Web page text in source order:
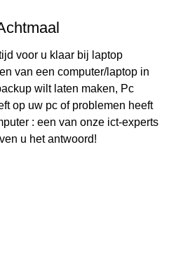
voor u klaar bij laptop
van een computer/laptop in
wilt laten maken, Pc
op uw pc of problemen heeft
: een van onze ict-experts
u het antwoord!